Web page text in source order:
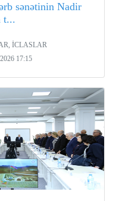
sənətinin Nadir
t...
İCLASLAR
17:15